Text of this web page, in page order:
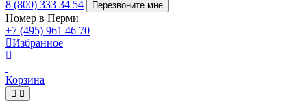
8 (800) 333 34 54
Перезвоните мне
Номер в Перми
+7 (495) 961 46 70
Избранное
Корзина